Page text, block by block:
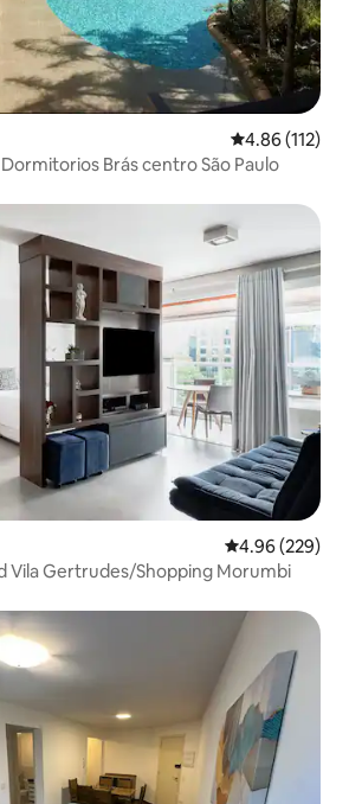
औसत रेटिंग 5 में से
4.86 (112)
Brás centro São Paulo
औसत रेटिंग 5 में से
4.96 (229)
Vila Gertrudes/Shopping Morumbi